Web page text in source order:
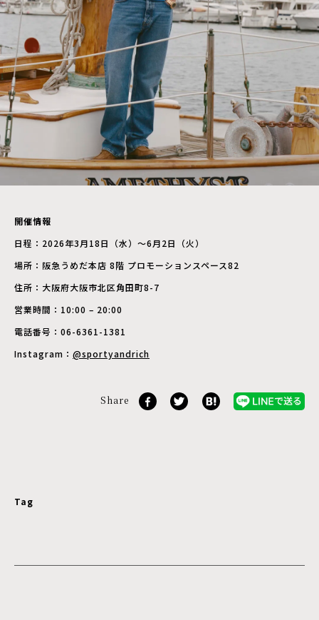
開催情報
日程：2026年3月18日（水）〜6月2日（火）
場所：阪急うめだ本店 8階 プロモーションスペース82
住所：大阪府大阪市北区角田町8-7
営業時間：10:00 – 20:00
電話番号：06-6361-1381
Instagram： @sportyandrich
Share
Tag